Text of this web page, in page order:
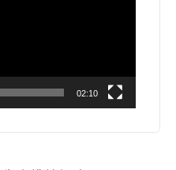
02:10